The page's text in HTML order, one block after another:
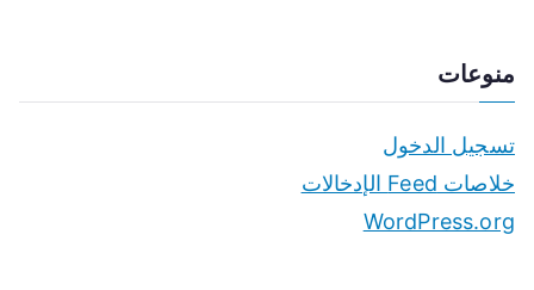
منوعات
تسجيل الدخول
خلاصات Feed الإدخالات
WordPress.org